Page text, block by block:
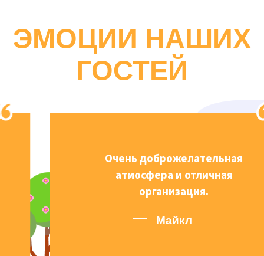
ЭМОЦИИ НАШИХ
ГОСТЕЙ
Очень доброжелательная
атмосфера и отличная
организация.
Майкл